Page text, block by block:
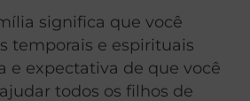
significa que você
temporais e espirituais
e expectativa de que você
todos os filhos de